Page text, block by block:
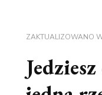
ZAKTUALIZOWANO